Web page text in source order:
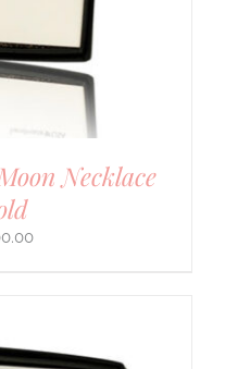
Necklace